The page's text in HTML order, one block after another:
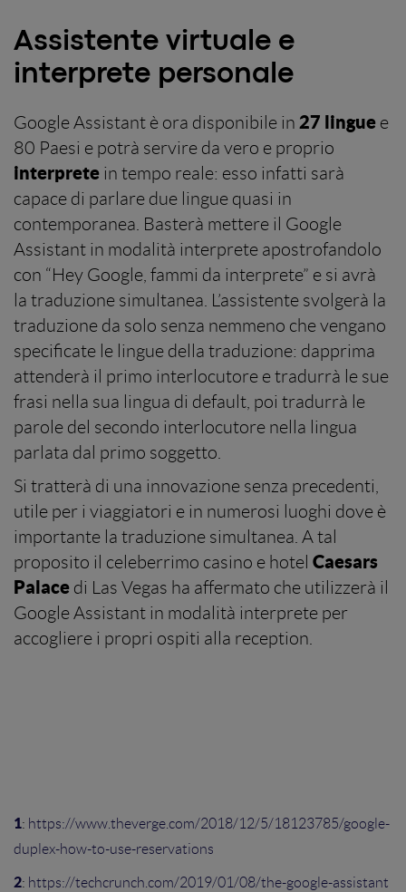
Assistente virtuale e
interprete personale
Google Assistant è ora disponibile in 27 lingue e
80 Paesi e potrà servire da vero e proprio
interprete in tempo reale: esso infatti sarà
capace di parlare due lingue quasi in
contemporanea. Basterà mettere il Google
Assistant in modalità interprete apostrofandolo
con “Hey Google, fammi da interprete” e si avrà
la traduzione simultanea. L’assistente svolgerà la
traduzione da solo senza nemmeno che vengano
specificate le lingue della traduzione: dapprima
attenderà il primo interlocutore e tradurrà le sue
frasi nella sua lingua di default, poi tradurrà le
parole del secondo interlocutore nella lingua
parlata dal primo soggetto.
Si tratterà di una innovazione senza precedenti,
utile per i viaggiatori e in numerosi luoghi dove è
importante la traduzione simultanea. A tal
proposito il celeberrimo casino e hotel Caesars
Palace di Las Vegas ha affermato che utilizzerà il
Google Assistant in modalità interprete per
accogliere i propri ospiti alla reception.
1: https://www.theverge.com/2018/12/5/18123785/google-
duplex-how-to-use-reservations
2: https://techcrunch.com/2019/01/08/the-google-assistant